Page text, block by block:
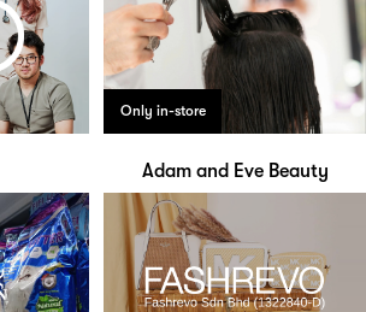
Only in-store
Adam and Eve Beauty